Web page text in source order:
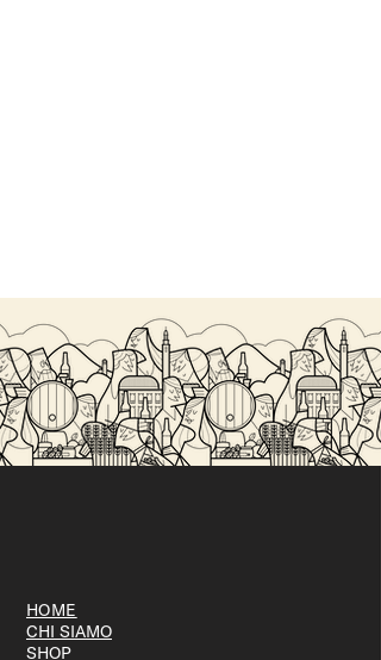
10 anni di Ofelia
HOME
CHI SIAMO
SHOP